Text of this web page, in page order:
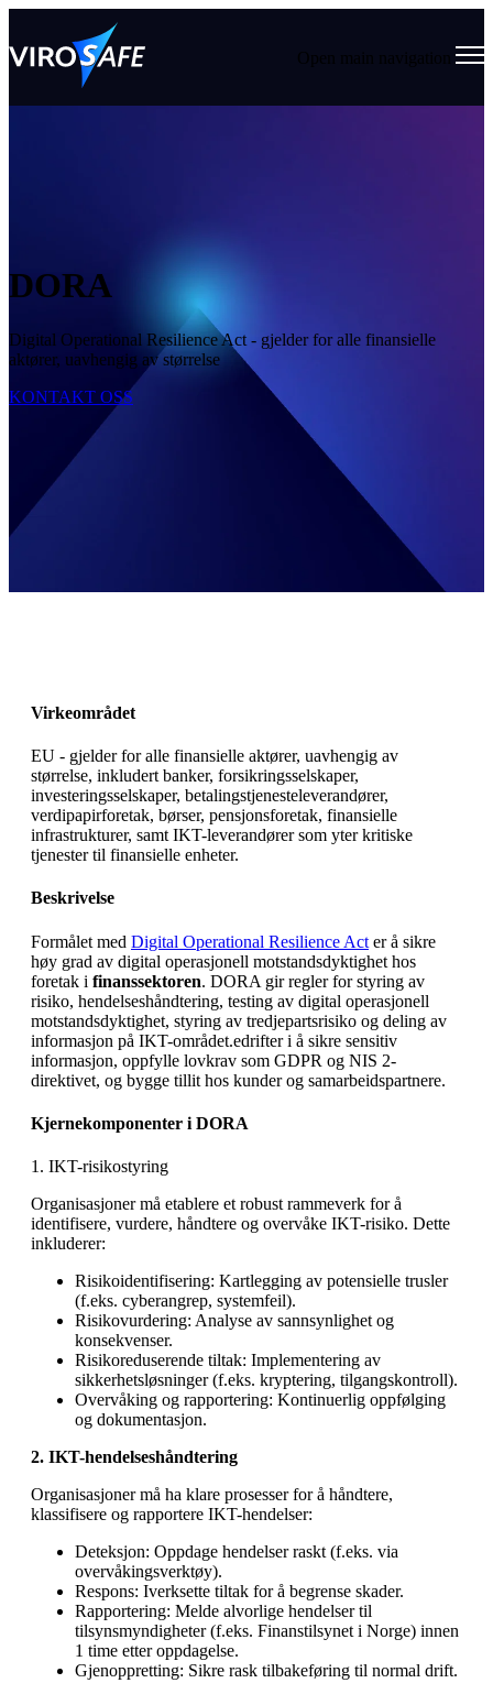
Open main navigation
DORA
Digital Operational Resilience Act - gjelder for alle finansielle
aktører, uavhengig av størrelse
KONTAKT OSS
Virkeområdet
EU - gjelder for alle finansielle aktører, uavhengig av
størrelse, inkludert banker, forsikringsselskaper,
investeringsselskaper, betalingstjenesteleverandører,
verdipapirforetak, børser, pensjonsforetak, finansielle
infrastrukturer, samt IKT-leverandører som yter kritiske
tjenester til finansielle enheter.
Beskrivelse
Formålet med Digital Operational Resilience Act er å sikre
høy grad av digital operasjonell motstandsdyktighet hos
foretak i finanssektoren. DORA gir regler for styring av
risiko, hendelseshåndtering, testing av digital operasjonell
motstandsdyktighet, styring av tredjepartsrisiko og deling av
informasjon på IKT-området.edrifter i å sikre sensitiv
informasjon, oppfylle lovkrav som GDPR og NIS 2-
direktivet, og bygge tillit hos kunder og samarbeidspartnere.
Kjernekomponenter i DORA
1. IKT-risikostyring
Organisasjoner må etablere et robust rammeverk for å
identifisere, vurdere, håndtere og overvåke IKT-risiko. Dette
inkluderer:
Risikoidentifisering: Kartlegging av potensielle trusler
(f.eks. cyberangrep, systemfeil).
Risikovurdering: Analyse av sannsynlighet og
konsekvenser.
Risikoreduserende tiltak: Implementering av
sikkerhetsløsninger (f.eks. kryptering, tilgangskontroll).
Overvåking og rapportering: Kontinuerlig oppfølging
og dokumentasjon.
2. IKT-hendelseshåndtering
Organisasjoner må ha klare prosesser for å håndtere,
klassifisere og rapportere IKT-hendelser:
Deteksjon: Oppdage hendelser raskt (f.eks. via
overvåkingsverktøy).
Respons: Iverksette tiltak for å begrense skader.
Rapportering: Melde alvorlige hendelser til
tilsynsmyndigheter (f.eks. Finanstilsynet i Norge) innen
1 time etter oppdagelse.
Gjenoppretting: Sikre rask tilbakeføring til normal drift.